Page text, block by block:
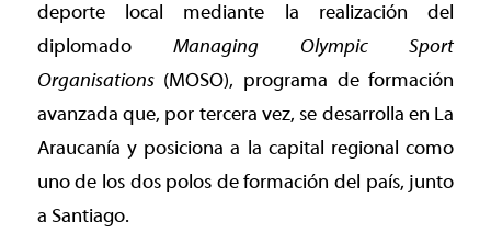
deporte local mediante la realización del
diplomadoManaging Olympic Sport
Organisations(MOSO), programa de formación
avanzada que, por tercera vez, se desarrolla en La
Araucanía y posiciona a la capital regional como
uno de los dos polos de formación del país, junto
a Santiago.